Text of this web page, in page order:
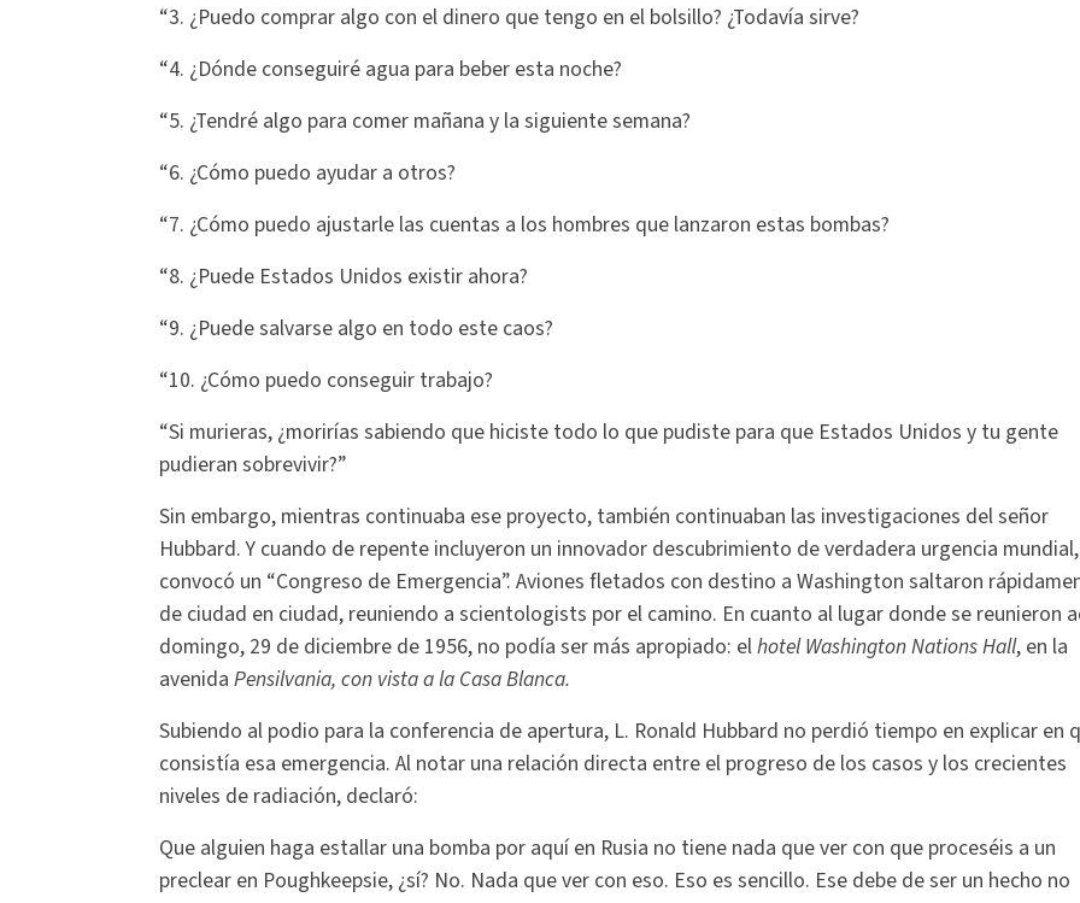
“3. ¿Puedo comprar algo con el dinero que tengo en el bolsillo? ¿Todavía sirve?
“4. ¿Dónde conseguiré agua para beber esta noche?
“5. ¿Tendré algo para comer mañana y la siguiente semana?
“6. ¿Cómo puedo ayudar a otros?
“7. ¿Cómo puedo ajustarle las cuentas a los hombres que lanzaron estas bombas?
“8. ¿Puede Estados Unidos existir ahora?
“9. ¿Puede salvarse algo en todo este caos?
“10. ¿Cómo puedo conseguir trabajo?
“Si murieras, ¿morirías sabiendo que hiciste todo lo que pudiste para que Estados Unidos y tu gente
pudieran sobrevivir?”
Sin embargo, mientras continuaba ese proyecto, también continuaban las investigaciones del señor
Hubbard. Y cuando de repente incluyeron un innovador descubrimiento de verdadera urgencia
convocó un “Congreso de Emergencia”. Aviones fletados con destino a Washington saltaron
de ciudad en ciudad, reuniendo a scientologists por el camino. En cuanto al lugar donde se reunieron
domingo, 29 de diciembre de 1956, no podía ser más apropiado: elhotel Washington Nations Hall, en la
avenida Pensilvania, con vista a la Casa Blanca.
Subiendo al podio para la conferencia de apertura, L. Ronald Hubbard no perdió tiempo en explicar en
consistía esa emergencia. Al notar una relación directa entre el progreso de los casos y los crecientes
niveles de radiación, declaró:
Que alguien haga estallar una bomba por aquí en Rusia no tiene nada que ver con que proceséis a un
preclear en Poughkeepsie, ¿sí? No. Nada que ver con eso. Eso es sencillo. Ese debe de ser un hecho no